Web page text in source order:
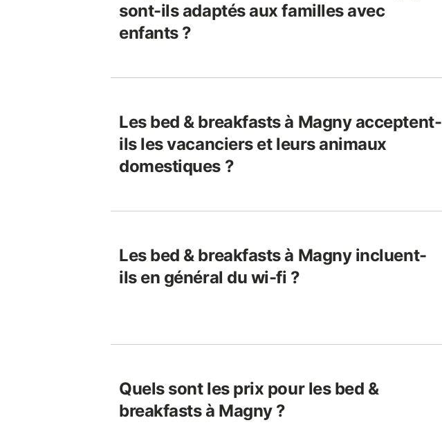
sont-ils adaptés aux familles avec
enfants ?
Les bed & breakfasts à Magny acceptent-
ils les vacanciers et leurs animaux
domestiques ?
Les bed & breakfasts à Magny incluent-
ils en général du wi-fi ?
Quels sont les prix pour les bed &
breakfasts à Magny ?